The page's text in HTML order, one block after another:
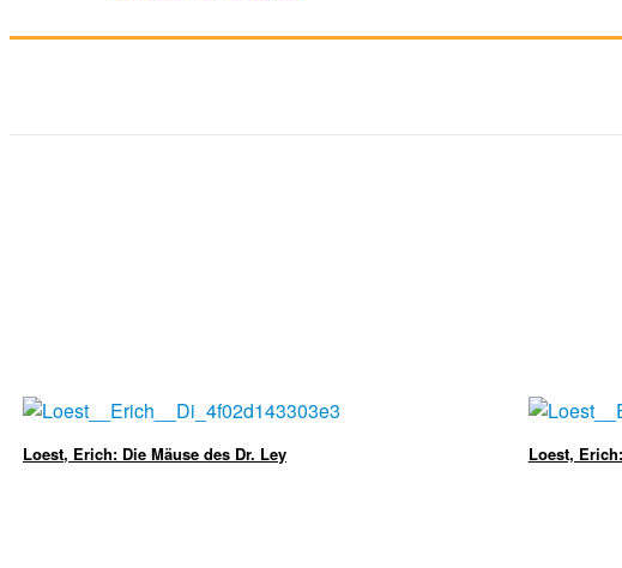
Loest, Erich: Die Mäuse des Dr. Ley Loest,